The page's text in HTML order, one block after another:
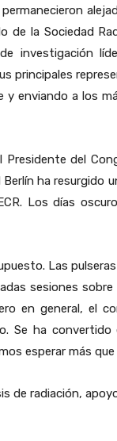
de la Sociedad
investigación
principales
y enviando a los
del
ha resurgido
Los días
Las
sesiones
en general, el
Se ha
esperar más
de radiación,